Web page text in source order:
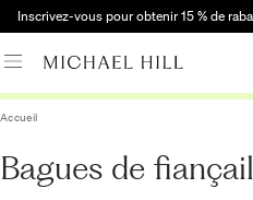
Inscrivez-vous pour obtenir 15 % de
Accueil
Bagues de